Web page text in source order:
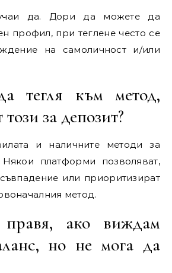
да. Дори да можете да
профил, при теглене често се
на самоличност и/или
тегля към метод,
за депозит?
и наличните методи за
платформи позволяват,
или приоритизират
метод.
ако виждам
но не мога да